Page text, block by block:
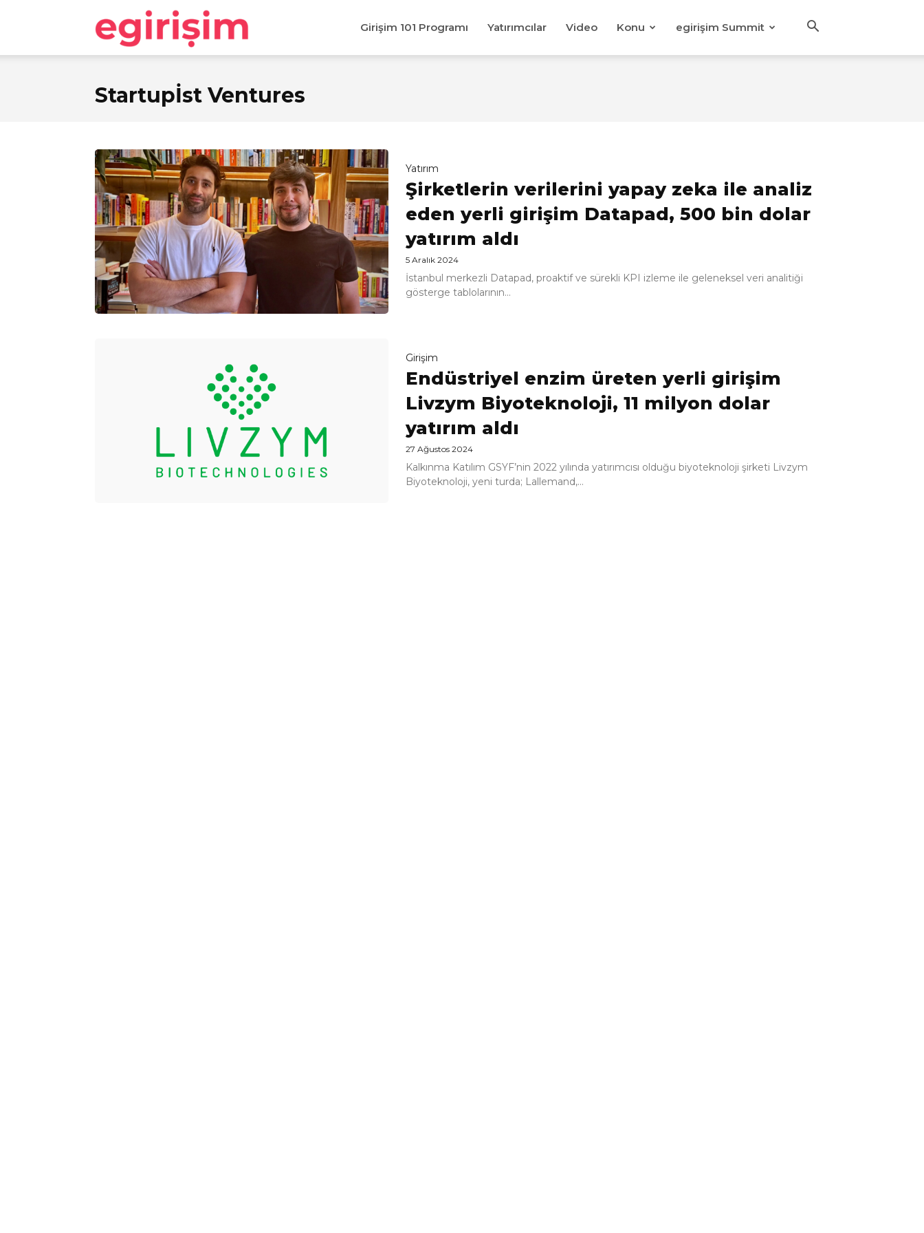
egirişim Girişim 101 Programı Yatırımcılar Video Konu egirişim Summit
Startupİst Ventures
Yatırım
Şirketlerin verilerini yapay zeka ile analiz
eden yerli girişim Datapad, 500 bin dolar
yatırım aldı
5 Aralık 2024
İstanbul merkezli Datapad, proaktif ve sürekli KPI izleme ile geleneksel veri analitiği
gösterge tablolarının...
Girişim
Endüstriyel enzim üreten yerli girişim
Livzym Biyoteknoloji, 11 milyon dolar
yatırım aldı
27 Ağustos 2024
Kalkınma Katılım GSYF’nin 2022 yılında yatırımcısı olduğu biyoteknoloji şirketi Livzym
Biyoteknoloji, yeni turda; Lallemand,...